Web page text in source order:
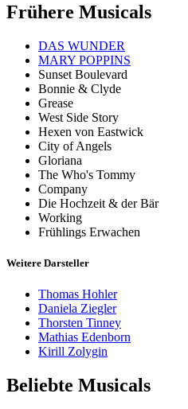
Frühere Musicals
DAS WUNDER
MARY POPPINS
Sunset Boulevard
Bonnie & Clyde
Grease
West Side Story
Hexen von Eastwick
City of Angels
Gloriana
The Who's Tommy
Company
Die Hochzeit & der Bär
Working
Frühlings Erwachen
Weitere Darsteller
Thomas Hohler
Daniela Ziegler
Thorsten Tinney
Mathias Edenborn
Kirill Zolygin
Beliebte Musicals